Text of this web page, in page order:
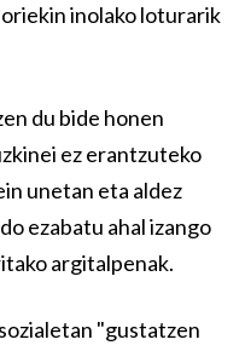
inolako loturarik
du bide honen
ez erantzuteko
unetan eta aldez
ezabatu ahal izango
argitalpenak.
"gustatzen